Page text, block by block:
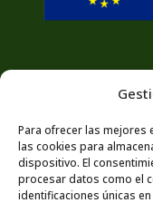
Para ofrecer las mejores
las cookies para
dispositivo. El
procesar datos como el
identificaciones únicas